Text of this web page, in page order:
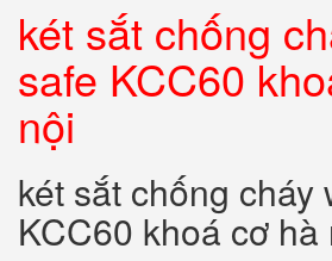
két sắt chống
safe KCC60
nội
két sắt chống cháy
KCC60 khoá cơ hà